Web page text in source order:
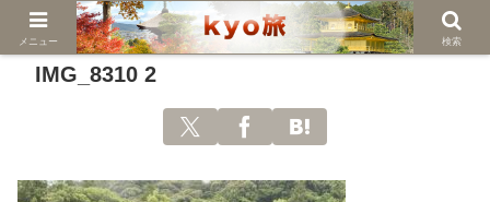
IMG_8310 2
メニュー 検索